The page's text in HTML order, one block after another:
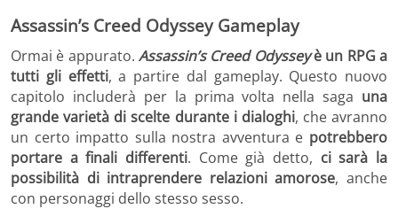
Assassin’s Creed Odyssey Gameplay
Ormai è appurato. Assassin’s Creed Odysseyè un RPG a
tutti gli effetti, a partire dal gameplay. Questo nuovo
capitolo includerà per la prima volta nella saga una
grande varietà di scelte durante i dialoghi, che avranno
un certo impatto sulla nostra avventura e potrebbero
portare a finali differenti. Come già detto, ci sarà la
possibilità di intraprendere relazioni amorose, anche
con personaggi dello stesso sesso.